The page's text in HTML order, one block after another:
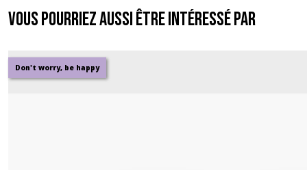
Vous pourriez aussi être intéressé par
Don't worry, be happy